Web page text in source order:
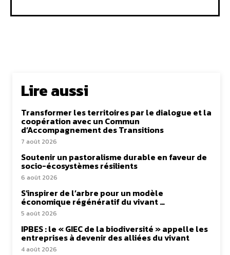
Lire aussi
Transformer les territoires par le dialogue et la
coopération avec un Commun
d’Accompagnement des Transitions
7 août 2026
Soutenir un pastoralisme durable en faveur de
socio-écosystèmes résilients
6 août 2026
S’inspirer de l’arbre pour un modèle
économique régénératif du vivant …
5 août 2026
IPBES : le « GIEC de la biodiversité » appelle les
entreprises à devenir des alliées du vivant
4 août 2026